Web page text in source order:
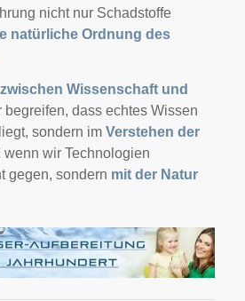
nicht nur Schadstoffe
natürliche Ordnung des
Wissenschaft und
begreifen, dass echtes Wissen
sondern im Verstehen der
wenn wir Technologien
gegen, sondern mit der Natur